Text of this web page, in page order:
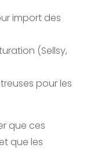
import des
(Sellsy,
pour les
que ces
que les